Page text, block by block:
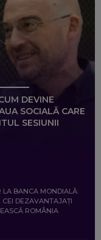
DEVINE
SOCIALĂ CARE
SESIUNII
LA BANCA MONDIALĂ:
CEI DEZAVANTAJAȚI
ROMÂNIA